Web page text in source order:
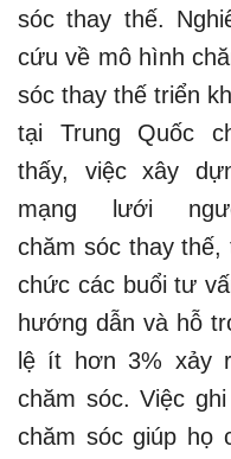
sóc thay thế.
cứu về mô hình
sóc thay thế triển
tại Trung Quốc
thấy, việc xây
mạng lưới
chăm sóc thay thế,
chức các buổi tư
hướng dẫn và hỗ
lệ ít hơn 3% xảy
chăm sóc. Việc
chăm sóc giúp họ